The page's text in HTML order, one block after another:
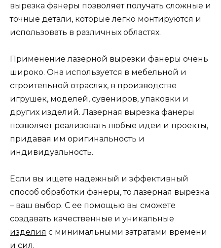
вырезка фанеры позволяет получать сложные и
точные детали, которые легко монтируются и
использовать в различных областях.
Применение лазерной вырезки фанеры очень
широко. Она используется в мебельной и
строительной отраслях, в производстве
игрушек, моделей, сувениров, упаковки и
других изделий. Лазерная вырезка фанеры
позволяет реализовать любые идеи и проекты,
придавая им оригинальность и
индивидуальность.
Если вы ищете надежный и эффективный
способ обработки фанеры, то лазерная вырезка
– ваш выбор. С ее помощью вы сможете
создавать качественные и уникальные
изделия с минимальными затратами времени
и сил.